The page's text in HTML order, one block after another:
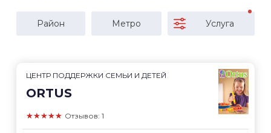
Район Метро Услуга
ЦЕНТР ПОДДЕРЖКИ СЕМЬИ И ДЕТЕЙ
ORTUS
★★★★★ Отзывов: 1